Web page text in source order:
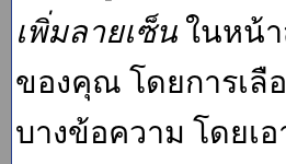
เพิ่มลายเซ็น ในหน้
ของคุณ โดยการเ
บางข้อความ โดยเ